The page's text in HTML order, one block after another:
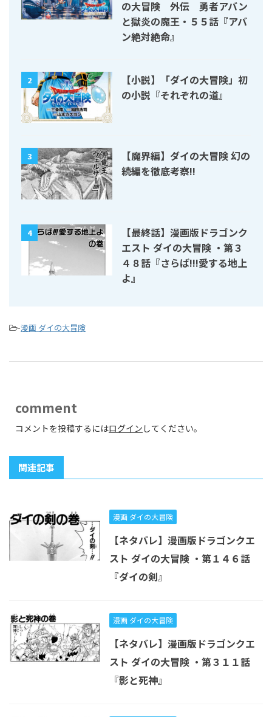
の大冒険 外伝 勇者アバン
と獄炎の魔王・５５話『アバ
ン絶対絶命』
2
【小説】「ダイの大冒険」初
の小説『それぞれの道』
3
【魔界編】ダイの大冒険 幻の
続編を徹底考察!!
4
【最終話】漫画版ドラゴンク
エスト ダイの大冒険 ・第３
４８話『さらば!!!愛する地上
よ』
-漫画 ダイの大冒険
comment
コメントを投稿するにはログイン してください。
関連記事
漫画 ダイの大冒険
【ネタバレ】漫画版ドラゴンクエ
スト ダイの大冒険 ・第１４６話
『ダイの剣』
漫画 ダイの大冒険
【ネタバレ】漫画版ドラゴンクエ
スト ダイの大冒険 ・第３１１話
『影と死神』